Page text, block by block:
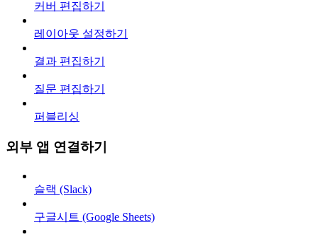
커버 편집하기
레이아웃 설정하기
결과 편집하기
질문 편집하기
퍼블리싱
외부 앱 연결하기
슬랙 (Slack)
구글시트 (Google Sheets)